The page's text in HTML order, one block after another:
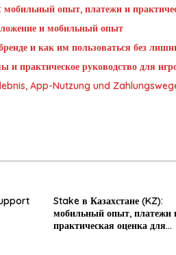
мобильный опыт, платежи и
и мобильный опыт
и как им пользоваться без
практическое руководство для
App-Nutzung und
Stake в Казахстане (KZ):
мобильный опыт, платежи
практическая оценка для